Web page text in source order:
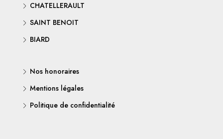
CHATELLERAULT
SAINT BENOIT
BIARD
Nos honoraires
Mentions légales
Politique de confidentialité